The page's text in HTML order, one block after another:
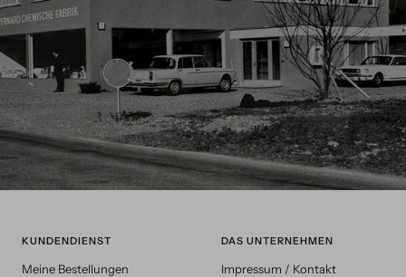
KUNDENDIENST
Meine Bestellungen
DAS UNTERNEHMEN
Impressum / Kontakt